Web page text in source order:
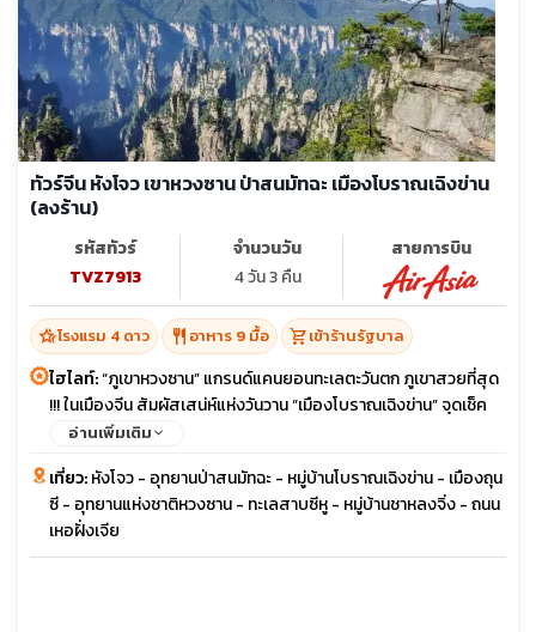
ทัวร์จีน หังโจว เขาหวงซาน ป่าสนมัทฉะ เมืองโบราณเฉิงข่าน
(ลงร้าน)
รหัสทัวร์
TVZ7913
จำนวนวัน
4 วัน 3 คืน
สายการบิน
hotel_classโรงแรม 4 ดาว restaurant อาหาร 9 มื้อ shopping_cartเข้าร้านรัฐบาล
ไฮไลท์:“ภูเขาหวงซาน” แกรนด์แคนยอนทะเลตะวันตก ภูเขาสวยที่สุด
!!! ในเมืองจีน สัมผัสเสน่ห์แห่งวันวาน “เมืองโบราณเฉิงข่าน” จุดเช็ค
อินยอดฮิต ตามรอยเพื่อนสาวจีน “อุทยานป่าสนมัทฉะ” “หังโจว” ล่อง
อ่านเพิ่มเติม
เที่ยว:หังโจว - อุทยานป่าสนมัทฉะ - หมู่บ้านโบราณเฉิงข่าน - เมืองถุน
ซี - อุทยานแห่งชาติหวงซาน - ทะเลสาบซีหู - หมู่บ้านชาหลงจิ่ง - ถนน
เหอฝั่งเจีย